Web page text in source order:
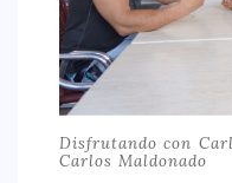
Disfrutando con
Carlos Maldonado